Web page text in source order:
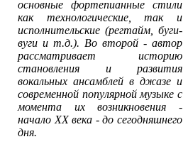
основные фортепианные стили
как технологические, так и
исполнительские (регтайм, буги-
вуги и т.д.). Во второй - автор
рассматривает историю
становления и развития
вокальных ансамблей в джазе и
современной популярной музыке с
момента их возникновения -
начало XX века - до сегодняшнего
дня.